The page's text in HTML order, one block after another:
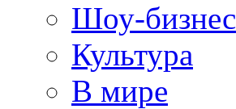
Шоу-бизнес
Культура
В мире